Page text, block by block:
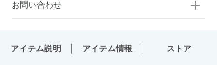
お問い合わせ
アイテム説明 アイテム情報 ストア